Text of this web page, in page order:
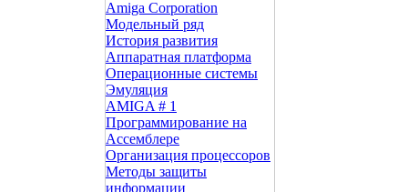
Amiga Corporation
Модельный ряд
История развития
Аппаратная платформа
Операционные системы
Эмуляция
AMIGA # 1
Программирование на
Ассемблере
Организация процессоров
Методы защиты
информации